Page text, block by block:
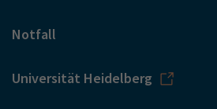
Notfall
Universität Heidelberg